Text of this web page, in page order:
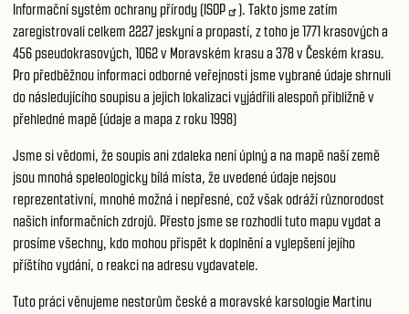
Informační systém ochrany přírody (ISOP
). Takto jsme zatím
zaregistrovali celkem 2227 jeskyní a propastí, z toho je 1771 krasových a
456 pseudokrasových, 1062 v Moravském krasu a 378 v Českém krasu.
Pro předběžnou informaci odborné veřejnosti jsme vybrané údaje shrnuli
do následujícího soupisu a jejich lokalizaci vyjádřili alespoň přibližně v
přehledné mapě (údaje a mapa z roku 1998)
Jsme si vědomi, že soupis ani zdaleka není úplný a na mapě naší země
jsou mnohá speleologicky bílá místa, že uvedené údaje nejsou
reprezentativní, mnohé možná i nepřesné, což však odráží různorodost
našich informačních zdrojů. Přesto jsme se rozhodli tuto mapu vydat a
prosíme všechny, kdo mohou přispět k doplnění a vylepšení jejího
příštího vydání, o reakci na adresu vydavatele.
Tuto práci věnujeme nestorům české a moravské karsologie Martinu